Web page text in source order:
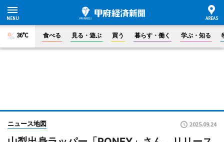
36°C 食べる 見る・遊ぶ 買う 暮らす・働く 学ぶ・知る
ニュース地図 2025.09.24